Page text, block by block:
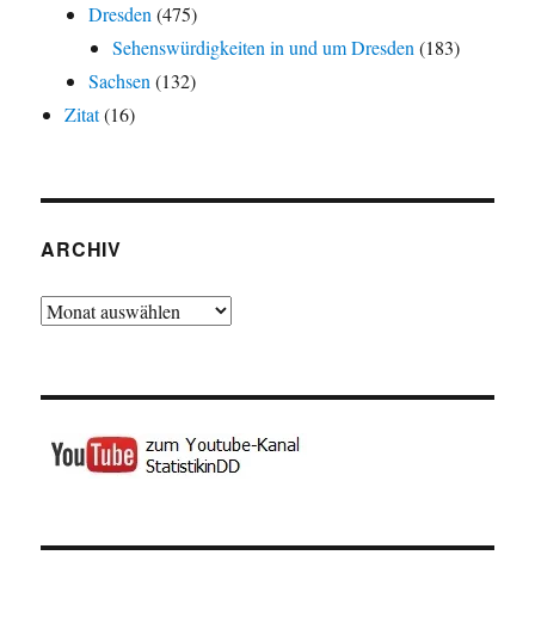
Dresden (475)
Sehenswürdigkeiten in und um Dresden (183)
Sachsen (132)
Zitat(16)
ARCHIV
Archiv